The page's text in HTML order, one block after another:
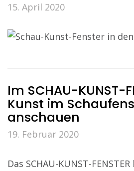
15. April 2020
Im SCHAU-KUNST-
Kunst im
anschauen
19. Februar 2020
Das SCHAU-KUNST-